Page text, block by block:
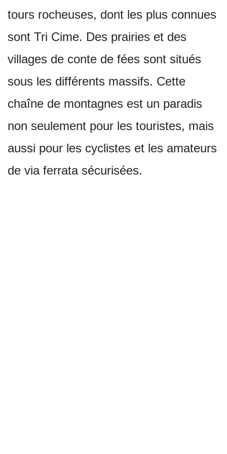
tours rocheuses, dont les plus connues
sont Tri Cime. Des prairies et des
villages de conte de fées sont situés
sous les différents massifs. Cette
chaîne de montagnes est un paradis
non seulement pour les touristes, mais
aussi pour les cyclistes et les amateurs
de via ferrata sécurisées.